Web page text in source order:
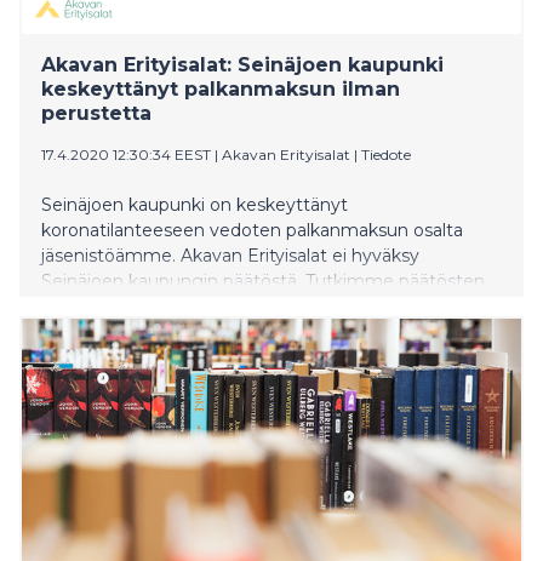
Akavan Erityisalat: Seinäjoen kaupunki
keskeyttänyt palkanmaksun ilman
perustetta
17.4.2020 12:30:34 EEST | Akavan Erityisalat | Tiedote
Seinäjoen kaupunki on keskeyttänyt
koronatilanteeseen vedoten palkanmaksun osalta
jäsenistöämme. Akavan Erityisalat ei hyväksy
Seinäjoen kaupungin päätöstä. Tutkimme päätösten
tapaukset.